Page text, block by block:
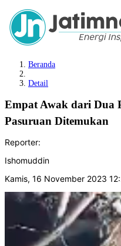
Beranda
Detail
Empat Awak dari Dua
Pasuruan Ditemukan
Reporter:
Ishomuddin
Kamis, 16 November 2023